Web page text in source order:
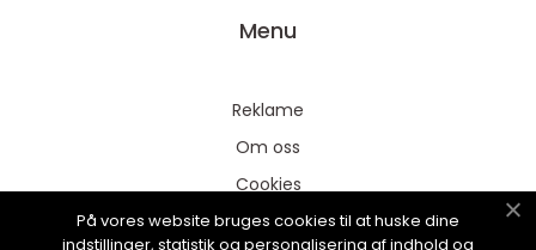
Menu
Reklame
Om oss
Cookies
Kontakt Oss
På vores website bruges cookies til at huske dine
indstillinger, statistik og personalisering af indhold og